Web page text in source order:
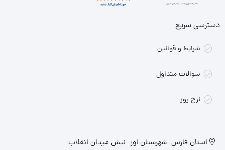
دسترسی سریع
شرایط و قوانین
سوالات متداول
نرخ روز
استان فارس- شهرستان اوز- نبش میدان انقلاب